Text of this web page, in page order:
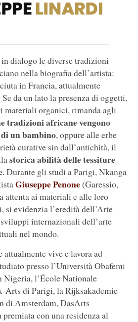
dialogo le diverse tradizioni
nella biografia dell’artista:
in Francia, attualmente
da un lato la presenza di oggetti,
materiali organici, rimanda agli
tradizioni africane vengono
un bambino, oppure alle erbe
curative sin dall’antichità, il
storica abilità delle tessiture
. Durante gli studi a Parigi, Nkanga
Giuseppe Penone(Garessio,
attenta ai materiali e alle loro
si evidenzia l’eredità dell’Arte
internazionali dell’arte
nel mondo.
attualmente vive e lavora ad
presso l’Università Obafemi
l’École Nationale
Arts di Parigi, la Rijksakademie
di Amsterdam, DasArts
con una residenza al